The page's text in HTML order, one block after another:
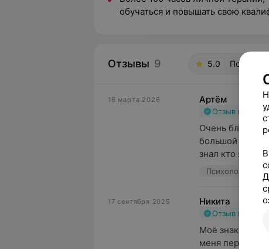
обучаться и повышать свою
Отзывы 9 5.0
16 марта 2026 Артём
Отзыв
Очень
большой буквы.
знал кто я и
Психолог Юлия
17 сентября 2025 Никита
Отзыв
Моё
меня период —